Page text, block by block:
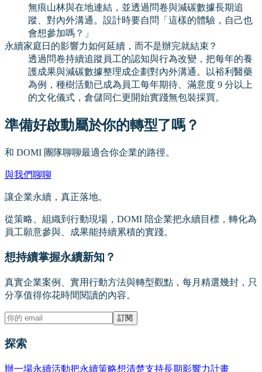
無痕山林與在地連結，並透過問卷與減碳數據長期追
蹤、對內外溝通。設計時要自問「這樣的體驗，自己也
會想參加嗎？」
永續家庭日的影響力如何延續，而不是辦完就結束？
透過問卷持續追蹤員工的認知與行為改變，把每年的養
護成果與減碳數據整理成企劃對內外溝通。以裕利醫藥
為例，種樹活動已成為員工每年期待、滿意度 9 分以上
的文化儀式，倉儲同仁更開始實踐無包裝採買。
準備好啟動屬於你的轉型了嗎？
和 DOMI 團隊聊聊最適合你企業的路徑。
與我們聊聊
讓企業永續，真正落地。
從策略、組織到行動現場，DOMI 陪企業把永續目標，轉化為
員工願意參與、成果能持續累積的實踐。
想持續掌握永續新知？
真實企業案例、實用行動方法與轉型觀點，每月精選幾封，只
分享值得你花時間閱讀的內容。
訂閱
探索
辦一場永續活動把永續策略想清楚支持長期影響力計畫